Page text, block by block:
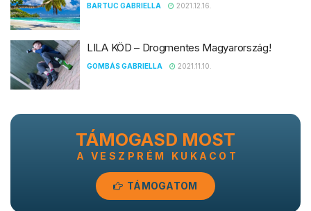
BARTUC GABRIELLA 2021.12.16.
LILA KÖD – Drogmentes Magyarország!
GOMBÁS GABRIELLA 2021.11.10.
TÁMOGASD MOST
A VESZPRÉM KUKACOT
TÁMOGATOM